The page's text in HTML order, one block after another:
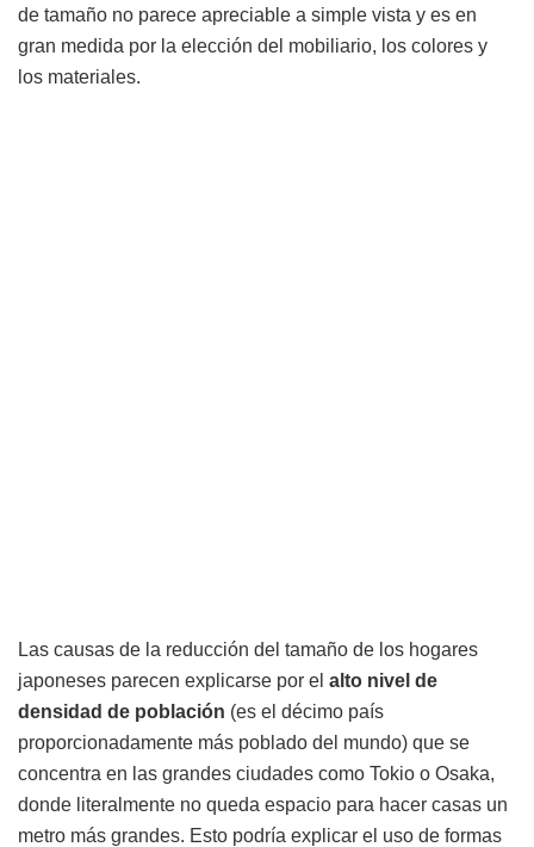
de tamaño no parece apreciable a simple vista y es en
gran medida por la elección del mobiliario, los colores y
los materiales.
Las causas de la reducción del tamaño de los hogares
japoneses parecen explicarse por el alto nivel de
densidad de población (es el décimo país
proporcionadamente más poblado del mundo) que se
concentra en las grandes ciudades como Tokio o Osaka,
donde literalmente no queda espacio para hacer casas un
metro más grandes. Esto podría explicar el uso de formas